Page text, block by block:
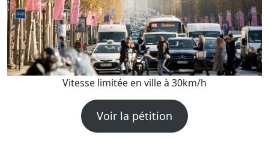
Vitesse limitée en ville à 30km/h
Voir la pétition